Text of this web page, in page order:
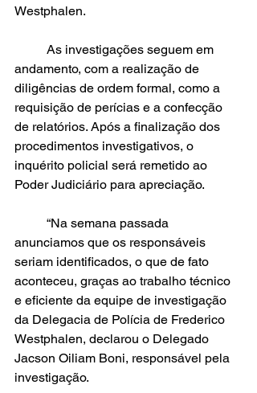
Westphalen.
andamento, com a realização de
diligências de ordem formal, como a
requisição de perícias e a confecção
de relatórios. Após a finalização dos
procedimentos investigativos, o
inquérito policial será remetido ao
Poder Judiciário para apreciação.
anunciamos que os responsáveis
seriam identificados, o que de fato
aconteceu, graças ao trabalho técnico
e eficiente da equipe de investigação
da Delegacia de Polícia de Frederico
Westphalen, declarou o Delegado
Jacson Oiliam Boni, responsável pela
investigação.